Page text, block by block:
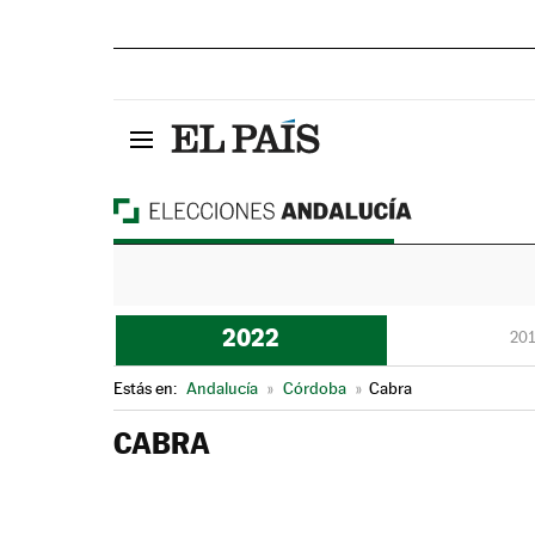
2022
Estás en: Andalucía » Córdoba » Cabra
CABRA